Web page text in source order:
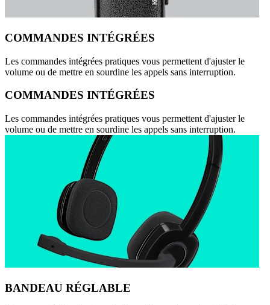
COMMANDES INTÉGRÉES
Les commandes intégrées pratiques vous permettent d'ajuster le
volume ou de mettre en sourdine les appels sans interruption.
COMMANDES INTÉGRÉES
Les commandes intégrées pratiques vous permettent d'ajuster le
volume ou de mettre en sourdine les appels sans interruption.
BANDEAU RÉGLABLE